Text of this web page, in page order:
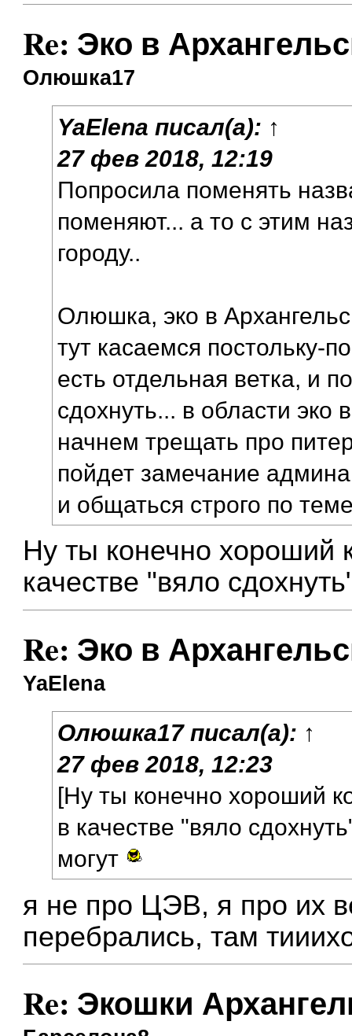
Re: Эко в
Олюшка17
YaElena писал(а): ↑
27 фев 2018, 12:19
Попросила поменять
поменяют... а то с этим
городу..
Олюшка, эко в
тут касаемся постольку-
есть отдельная ветка, и
сдохнуть... в области эко
начнем трещать про
пойдет замечание
и общаться строго по
Ну ты конечно хороший
качестве "вяло
Re: Эко в
YaElena
Олюшка17писал(а): ↑
27 фев 2018, 12:23
[Ну ты конечно хороший
в качестве "вяло
могут
я не про ЦЭВ, я про их
перебрались, там
Re: Экошки